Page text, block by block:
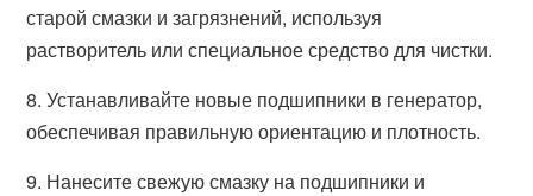
старой смазки и загрязнений, используя
растворитель или специальное средство для чистки.
8. Устанавливайте новые подшипники в генератор,
обеспечивая правильную ориентацию и плотность.
9. Нанесите свежую смазку на подшипники и